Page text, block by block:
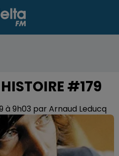
#179
à 9h03 par Arnaud Leducq